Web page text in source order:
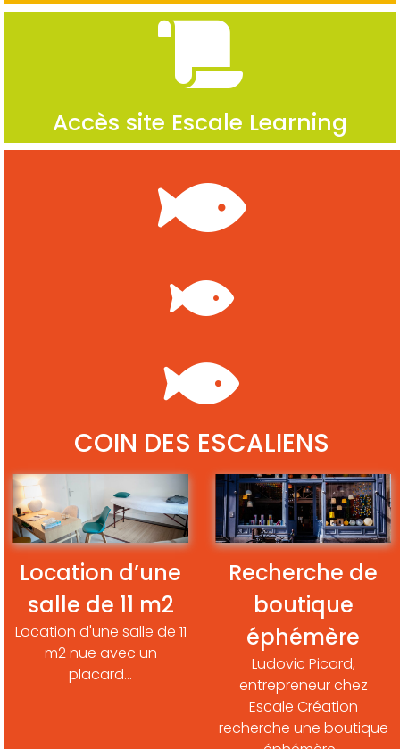
Accès site Escale Learning
COIN DES ESCALIENS
Location d’une
salle de 11 m2
Location d'une salle de 11
m2 nue avec un
placard…
Recherche de
boutique
éphémère
Ludovic Picard,
entrepreneur chez
Escale Création
recherche une boutique